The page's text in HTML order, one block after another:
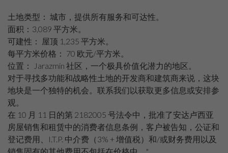
土地类型： 城市，提供所有服务和可达性。
面积：3,089 平方米。
可建性： 屋顶 1,235 平方米。
每平方米价格： 70 欧元/平方米。
位置： Jarazmin 社区，一个极具价值化潜力的地区。
对于寻找多功能和战略性土地的开发商和建筑商来说，这块
地块是一个独特的机会。联系我们以获取更多信息或安排参
观。
在 10 月 11 日的第 2182005 号法令中，批准了安达卢西亚
房屋销售和租赁中的消费者信息条例，客户被告知，公证和
登记费用、I.T.P. 中介费（3% + 增值税）和/或财务费用以及